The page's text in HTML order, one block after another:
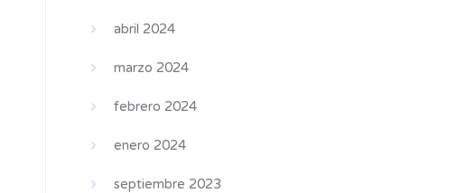
abril 2024
marzo 2024
febrero 2024
enero 2024
septiembre 2023